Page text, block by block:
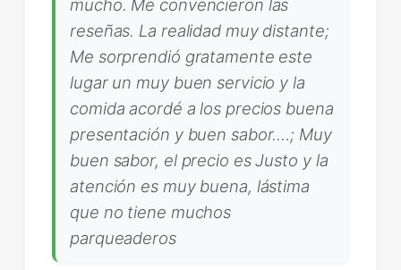
mucho. Me convencieron las
reseñas. La realidad muy distante;
Me sorprendió gratamente este
lugar un muy buen servicio y la
comida acordé a los precios buena
presentación y buen sabor.…; Muy
buen sabor, el precio es Justo y la
atención es muy buena, lástima
que no tiene muchos
parqueaderos